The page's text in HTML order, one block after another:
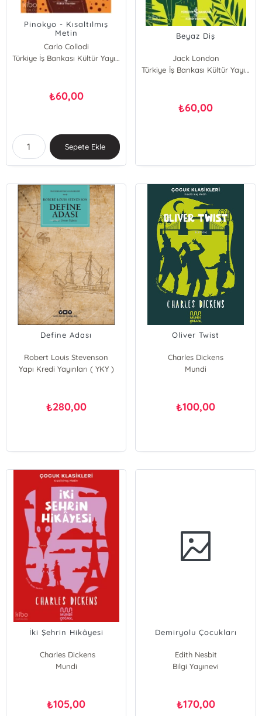
Pinokyo - Kısaltılmış
Metin
Carlo Collodi
Türkiye İş Bankası Kültür Yayınları
₺60,00
Sepete Ekle
Beyaz Diş
Jack London
Türkiye İş Bankası Kültür Yayınları
₺60,00
Define Adası
Robert Louis Stevenson
Yapı Kredi Yayınları ( YKY )
₺280,00
Oliver Twist
Charles Dickens
Mundi
₺100,00
İki Şehrin Hikâyesi
Charles Dickens
Mundi
₺105,00
Demiryolu Çocukları
Edith Nesbit
Bilgi Yayınevi
₺170,00